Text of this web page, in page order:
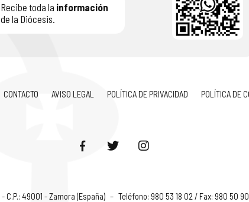
Recibe toda la información
de la Diócesis.
CONTACTO AVISO LEGAL POLÍTICA DE PRIVACIDAD POLÍTICA DE
C.P.: 49001 - Zamora (España) – Teléfono: 980 53 18 02 / Fax: 980 50